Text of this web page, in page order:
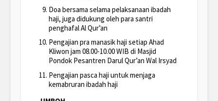
Doa bersama selama pelaksanaan ibadah
haji, juga didukung oleh para santri
penghafal Al Qur’an
Pengajian pra manasik haji setiap Ahad
Kliwon jam 08.00-10.00 WIB di Masjid
Pondok Pesantren Darul Qur’an Wal Irsyad
Pengajian pasca haji untuk menjaga
kemabruran ibadah haji